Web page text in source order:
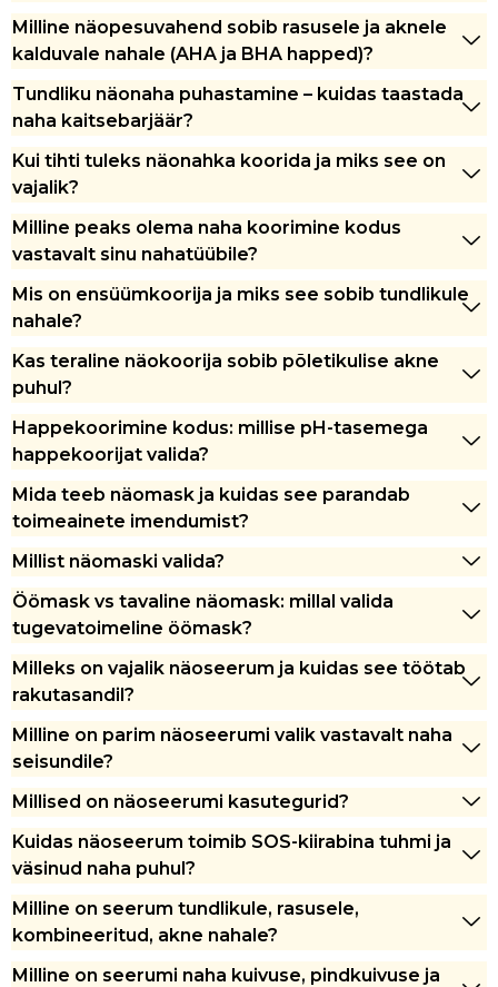
Milline näopesuvahend sobib rasusele ja aknele
kalduvale nahale (AHA ja BHA happed)?
Tundliku näonaha puhastamine – kuidas taastada
naha kaitsebarjäär?
Kui tihti tuleks näonahka koorida ja miks see on
vajalik?
Milline peaks olema naha koorimine kodus
vastavalt sinu nahatüübile?
Mis on ensüümkoorija ja miks see sobib tundlikule
nahale?
Kas teraline näokoorija sobib põletikulise akne
puhul?
Happekoorimine kodus: millise pH-tasemega
happekoorijat valida?
Mida teeb näomask ja kuidas see parandab
toimeainete imendumist?
Millist näomaski valida?
Öömask vs tavaline näomask: millal valida
tugevatoimeline öömask?
Milleks on vajalik näoseerum ja kuidas see töötab
rakutasandil?
Milline on parim näoseerumi valik vastavalt naha
seisundile?
Millised on näoseerumi kasutegurid?
Kuidas näoseerum toimib SOS-kiirabina tuhmi ja
väsinud naha puhul?
Milline on seerum tundlikule, rasusele,
kombineeritud, akne nahale?
Milline on seerumi naha kuivuse, pindkuivuse ja